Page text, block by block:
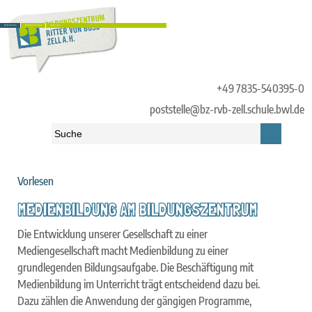
+49 7835-540395-0
poststelle@bz-rvb-zell.schule.bwl.de
RvB.Schule RvB.Menschen RvB.Infos
Startseite» RvB.Schule»
Vorlesen
MEDIENBILDUNG AM BILDUNGSZENTRUM
Die Entwicklung unserer Gesellschaft zu einer
Mediengesellschaft macht Medienbildung zu einer
grundlegenden Bildungsaufgabe. Die Beschäftigung mit
Medienbildung im Unterricht trägt entscheidend dazu bei.
Dazu zählen die Anwendung der gängigen Programme,